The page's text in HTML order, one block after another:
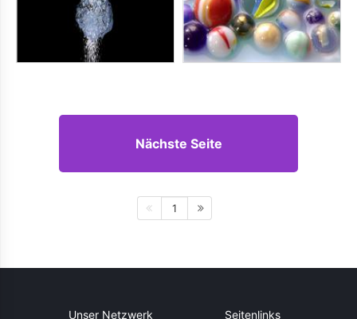
Nächste Seite
1
Unser Netzwerk Seitenlinks